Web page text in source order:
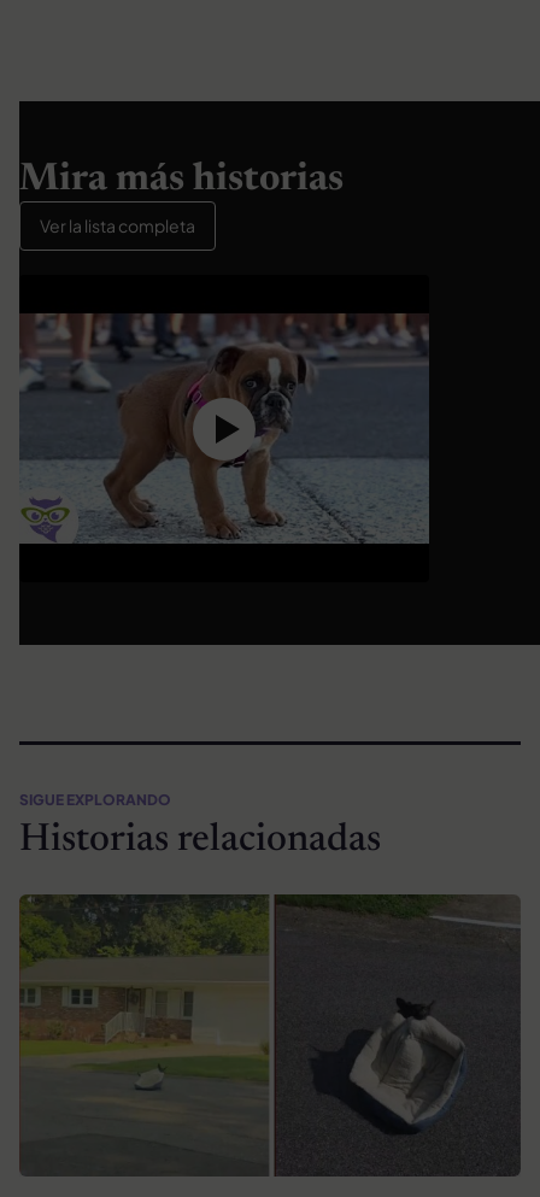
Mira más historias
Ver la lista completa
SIGUE EXPLORANDO
Historias relacionadas